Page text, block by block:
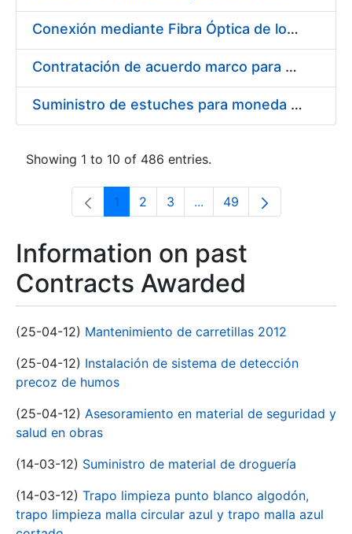
Conexión mediante Fibra Óptica de los Centros de Proceso de Datos (CPDs) de las sedes de la FNMT-RCM de Burgos y Madrid
Contratación de acuerdo marco para el Suministro de Material de Electricidad para la Fábrica Nacional de Moneda y Timbre-Real Casa de la Moneda en su centro de trabajo de Burgos
Suministro de estuches para moneda de 30 €
Showing 1 to 10 of 486 entries.
Page
1 Page
2 Page
3 ...Intermediate Pages Use
Page
49
Information on past
Contracts Awarded
(25-04-12) Mantenimiento de carretillas 2012
(25-04-12) Instalación de sistema de detección
precoz de humos
(25-04-12) Asesoramiento en material de seguridad y
salud en obras
(14-03-12) Suministro de material de droguería
(14-03-12) Trapo limpieza punto blanco algodón,
trapo limpieza malla circular azul y trapo malla azul